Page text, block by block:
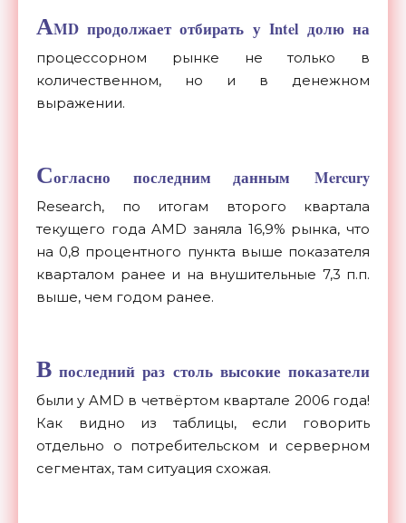
AMD продолжает отбирать у Intel долю на
процессорном рынке не только в
количественном, но и в денежном
выражении.
Согласно последним данным Mercury
Research, по итогам второго квартала
текущего года AMD заняла 16,9% рынка, что
на 0,8 процентного пункта выше показателя
кварталом ранее и на внушительные 7,3 п.п.
выше, чем годом ранее.
В последний раз столь высокие показатели
были у AMD в четвёртом квартале 2006 года!
Как видно из таблицы, если говорить
отдельно о потребительском и серверном
сегментах, там ситуация схожая.